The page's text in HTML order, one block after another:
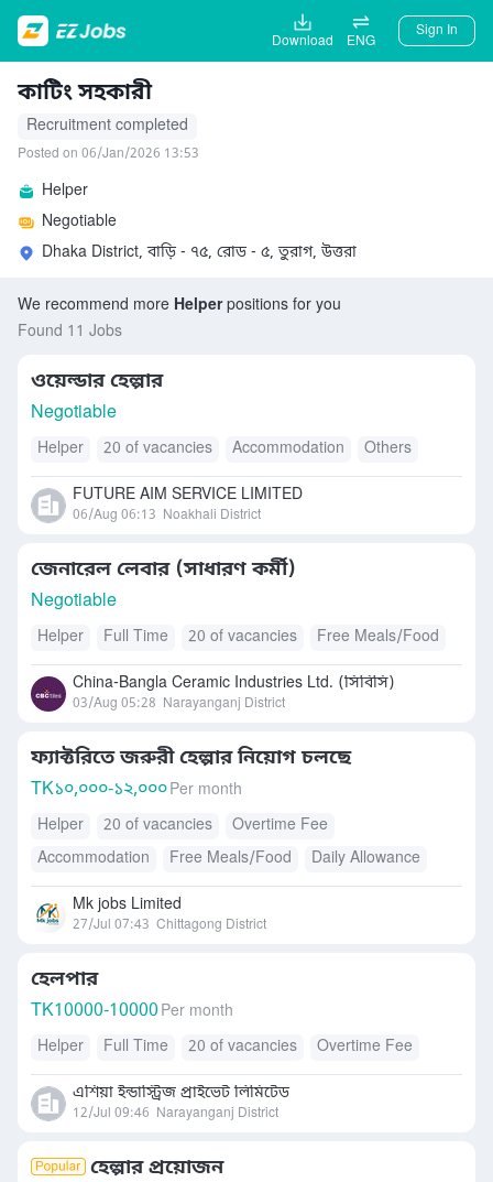
Download ENG
Sign In
কাটিং সহকারী
Recruitment completed
Posted on 06/Jan/2026 13:53
Helper
Negotiable
Dhaka District, বাড়ি - ৭৫, রোড - ৫, তুরাগ, উত্তরা
We recommend more Helperpositions for you
Found 11 Jobs
ওয়েল্ডার হেল্পার
Negotiable
Helper 20 of vacancies Accommodation Others
FUTURE AIM SERVICE LIMITED
06/Aug 06:13 Noakhali District
জেনারেল লেবার (সাধারণ কর্মী)
Negotiable
Helper Full Time 20 of vacancies Free Meals/Food
China-Bangla Ceramic Industries Ltd. (সিবিসি)
03/Aug 05:28 Narayanganj District
ফ্যাক্টরিতে জরুরী হেল্পার নিয়োগ চলছে
TK১০,০০০-১২,০০০Per month
Helper
20 of vacancies
Overtime Fee
Accommodation
Free Meals/Food
Daily Allowance
Internet Allowance
Mk jobs Limited
27/Jul 07:43 Chittagong District
হেলপার
TK10000-10000 Per month
Helper
Full Time 20 of vacancies Overtime Fee
এশিয়া ইন্ডাস্ট্রিজ প্রাইভেট লিমিটেড
12/Jul 09:46 Narayanganj District
হেল্পার প্রয়োজন